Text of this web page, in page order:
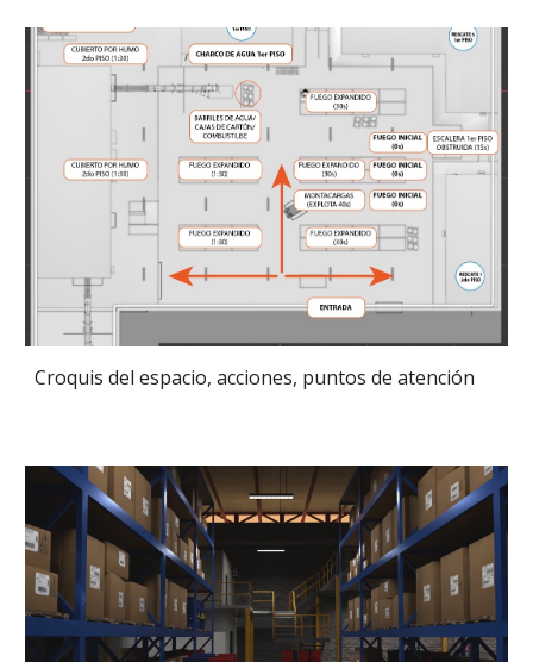
Croquis del espacio, acciones, puntos de atención